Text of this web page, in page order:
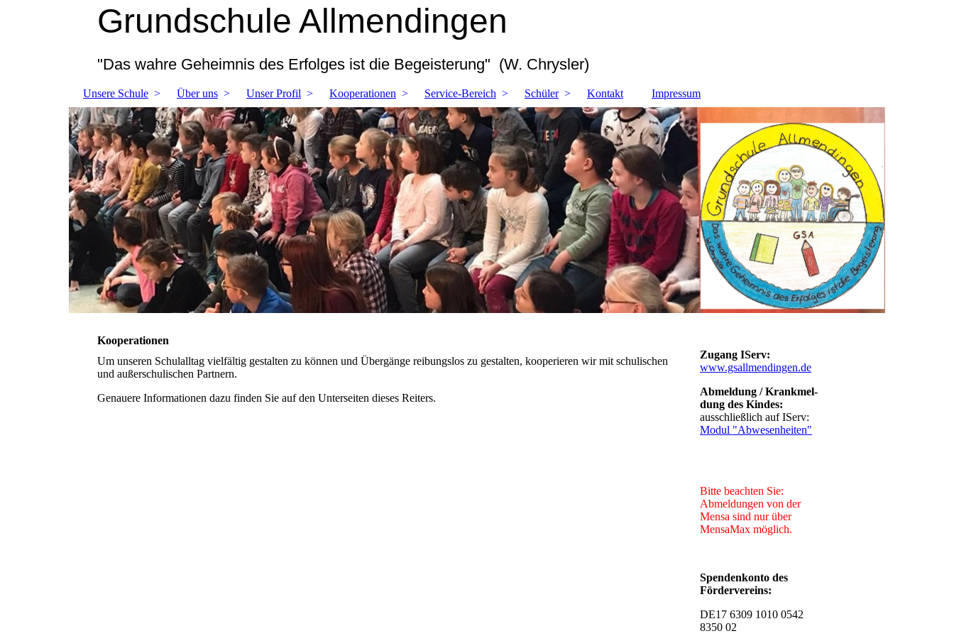
Grundschule Allmendingen
"Das wahre Geheimnis des Erfolges ist die Begeisterung" (W. Chrysler)
Unsere Schule Über uns Unser Profil Kooperationen Service-Bereich Schüler Kontakt Impressum
Kooperationen
Um unseren Schulalltag vielfältig gestalten zu können und Übergänge reibungslos zu gestalten, kooperieren wir mit schulischen
und außerschulischen Partnern.
Genauere Informationen dazu finden Sie auf den Unterseiten dieses Reiters.
Zugang IServ:
www.gsallmendingen.de
Abmeldung / Krankmel-
dung des Kindes:
ausschließlich auf IServ:
Modul "Abwesenheiten"
Bitte beachten Sie:
Abmeldungen von der
Mensa sind nur über
MensaMax möglich.
Spendenkonto des
Fördervereins:
DE17 6309 1010 0542
8350 02